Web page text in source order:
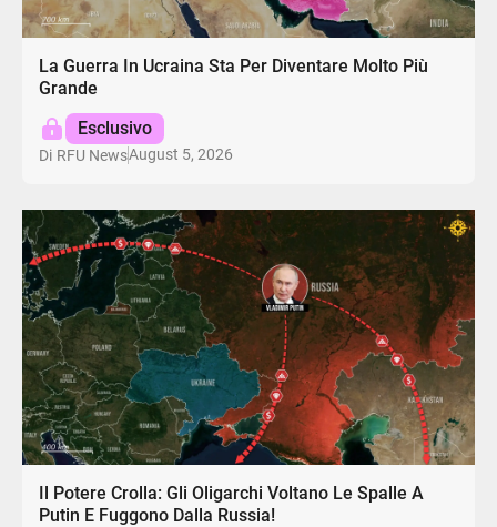
La Guerra In Ucraina Sta Per Diventare Molto Più
Grande
Esclusivo
Di RFU NewsAugust 5, 2026
Il Potere Crolla: Gli Oligarchi Voltano Le Spalle A
Putin E Fuggono Dalla Russia!